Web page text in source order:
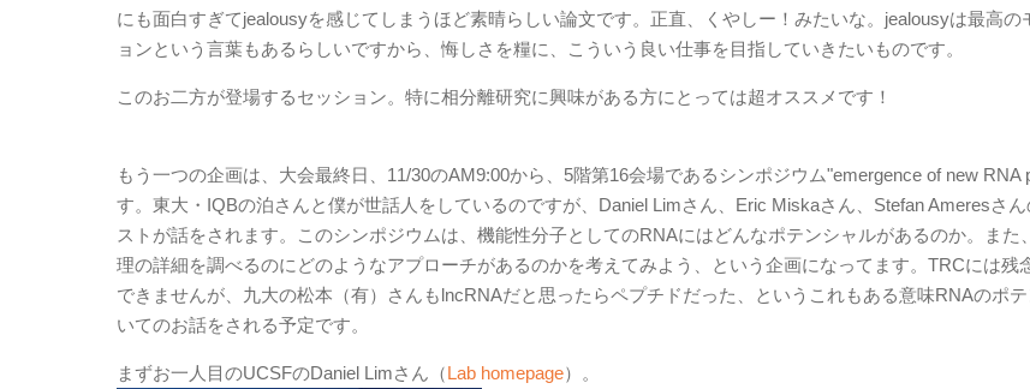
にも面白すぎてjealousyを感じてしまうほど素晴らしい論文です。正直、くやしー！みたいな。jealousyは最高の
ョンという言葉もあるらしいですから、悔しさを糧に、こういう良い仕事を目指していきたいものです。
このお二方が登場するセッション。特に相分離研究に興味がある方にとっては超オススメです！
もう一つの企画は、大会最終日、11/30のAM9:00から、5階第16会場であるシンポジウム"emergence of new RNA
す。東大・IQBの泊さんと僕が世話人をしているのですが、Daniel Limさん、Eric Miskaさん、Stefan Ameresさ
ストが話をされます。このシンポジウムは、機能性分子としてのRNAにはどんなポテンシャルがあるのか。また
理の詳細を調べるのにどのようなアプローチがあるのかを考えてみよう、という企画になってます。TRCには残
できませんが、九大の松本（有）さんもlncRNAだと思ったらペプチドだった、というこれもある意味RNAのポ
いてのお話をされる予定です。
まずお一人目のUCSFのDaniel Limさん（Lab homepage）。